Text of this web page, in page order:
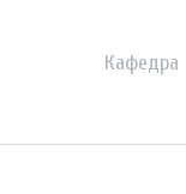
Кафедра